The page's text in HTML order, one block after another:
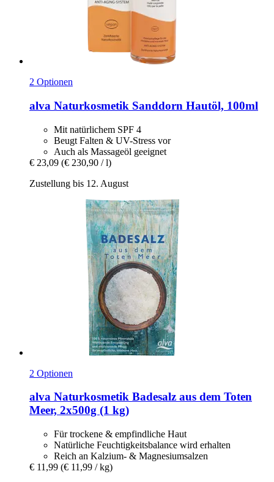
2 Optionen
alva Naturkosmetik Sanddorn Hautöl, 100ml
Mit natürlichem SPF 4
Beugt Falten & UV-Stress vor
Auch als Massageöl geeignet
€ 23,09 (€ 230,90 / l)
Zustellung bis 12. August
2 Optionen
alva Naturkosmetik Badesalz aus dem Toten
Meer, 2x500g (1 kg)
Für trockene & empfindliche Haut
Natürliche Feuchtigkeitsbalance wird erhalten
Reich an Kalzium- & Magnesiumsalzen
€ 11,99 (€ 11,99 / kg)